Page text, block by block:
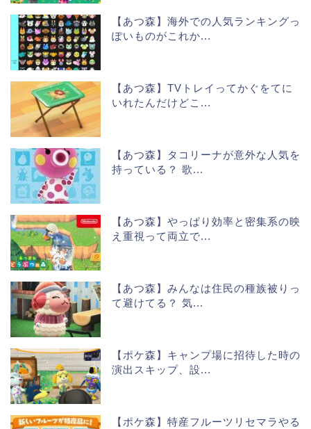
【あつ森】海外での人気ランキングっ
ぽいものがこれか...
【あつ森】TVトレイってかぐをてに
いれたんだけどこ...
【あつ森】タコリーナが意外な人気を
持っている？ 歌...
【あつ森】やっぱり効率と密集系の映
え重視って両立で...
【あつ森】みんなは住民の種族被りっ
て避けてる？ 気...
【ポケ森】キャンプ場に招待した時の
演出スキップ、設...
【ポケ森】特産フルーツリセマラやる